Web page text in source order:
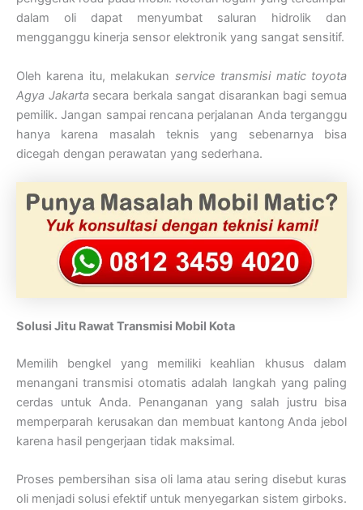
dalam oli dapat menyumbat saluran hidrolik dan
mengganggu kinerja sensor elektronik yang sangat sensitif.
Oleh karena itu, melakukan service transmisi matic toyota
Agya Jakartasecara berkala sangat disarankan bagi semua
pemilik. Jangan sampai rencana perjalanan Anda terganggu
hanya karena masalah teknis yang sebenarnya bisa
dicegah dengan perawatan yang sederhana.
Solusi Jitu Rawat Transmisi Mobil Kota
Memilih bengkel yang memiliki keahlian khusus dalam
menangani transmisi otomatis adalah langkah yang paling
cerdas untuk Anda. Penanganan yang salah justru bisa
memperparah kerusakan dan membuat kantong Anda jebol
karena hasil pengerjaan tidak maksimal.
Proses pembersihan sisa oli lama atau sering disebut kuras
oli menjadi solusi efektif untuk menyegarkan sistem girboks.